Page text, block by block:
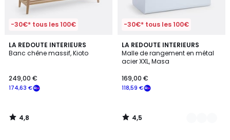
-30€* tous les 100€
LA REDOUTE INTERIEURS
Banc chêne massif, Kioto
174,63 €
249,00 €
4,8
/ 5
4,8
/
-30€* tous les 100€
LA REDOUTE INTERIEURS
Malle de rangement en métal
acier XXL, Masa
118,59 €
169,00 €
4,5
/ 5
5
Couleurs
4,5
/